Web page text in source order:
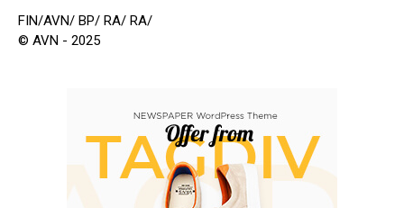
FIN/AVN/ BP/ RA/ RA/
© AVN - 2025